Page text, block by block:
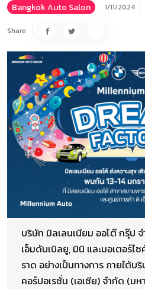
Bangkok Auto Salon 1/11/2024
Share
บริษัท มิลเลนเนียม ออโต๊ กรุ๊ป
เอ็มดับเบิลยู, มินิ และมอเตอร์ไ
ราด อย่างเป็นทางการ ภายใต้บ
คอร์ปอเรชั่น (เอเชีย) จำกัด (